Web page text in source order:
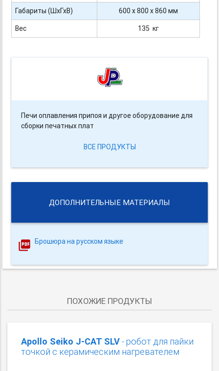
Габариты (ШхГхВ)
600 х 800 х 860 мм
Вес
135 кг
Печи оплавления припоя и другое оборудование для
сборки печатных плат
ВСЕ ПРОДУКТЫ
ДОПОЛНИТЕЛЬНЫЕ МАТЕРИАЛЫ
Брошюра на русском языке
ПОХОЖИЕ ПРОДУКТЫ
Apollo Seiko J-CAT SLV- робот для пайки
точкой с керамическим нагревателем